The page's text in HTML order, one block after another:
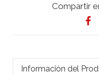
Compartir
Información del